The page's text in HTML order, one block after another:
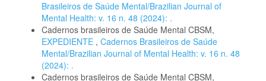
Brasileiros de Saúde Mental/Brazilian Journal of
Mental Health: v. 16 n. 48 (2024): .
Cadernos brasileiros de Saúde Mental CBSM,
EXPEDIENTE , Cadernos Brasileiros de Saúde
Mental/Brazilian Journal of Mental Health: v. 16 n. 48
(2024): .
Cadernos brasileiros de Saúde Mental CBSM,